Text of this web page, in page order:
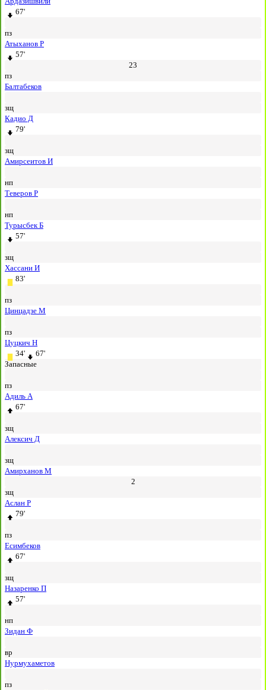
67'
пз
Атыханов Р
57'
23
пз
Балтабеков
зщ
Кадио Д
79'
зщ
Амирсеитов И
нп
Теверов Р
нп
Турысбек Б
57'
зщ
Хассани И
83'
пз
Цинцадзе М
пз
Цуцкич Н
34'
67'
Запасные
пз
Адиль А
67'
зщ
Алексич Д
зщ
Амирханов М
2
зщ
Аслан Р
79'
пз
Есимбеков
67'
зщ
Назаренко П
57'
нп
Зидан Ф
вр
Нурмухаметов
пз